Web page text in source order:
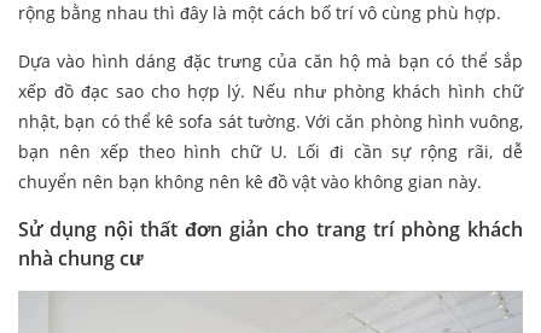
rộng bằng nhau thì đây là một cách bố trí vô cùng phù hợp.
Dựa vào hình dáng đặc trưng của căn hộ mà bạn có thể sắp
xếp đồ đạc sao cho hợp lý. Nếu như phòng khách hình chữ
nhật, bạn có thể kê sofa sát tường. Với căn phòng hình vuông,
bạn nên xếp theo hình chữ U. Lối đi cần sự rộng rãi, dễ
chuyển nên bạn không nên kê đồ vật vào không gian này.
Sử dụng nội thất đơn giản cho trang trí phòng khách
nhà chung cư